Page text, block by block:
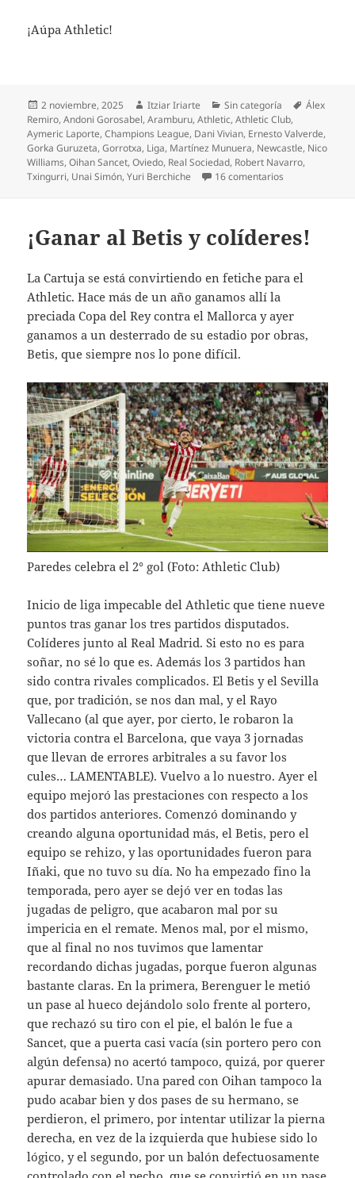
¡Aúpa Athletic!
Publicado
el
2 noviembre, 2025 Autor
Itziar Iriarte Categorías
Sin categoría Etiquetas
Álex
Remiro,Andoni Gorosabel,Aramburu,Athletic,Athletic Club,
Aymeric Laporte,Champions League, Dani Vivian, Ernesto Valverde,
Gorka Guruzeta,Gorrotxa, Liga, Martínez Munuera, Newcastle, Nico
Williams,Oihan Sancet,Oviedo, Real Sociedad, Robert Navarro,
Txingurri, Unai Simón,Yuri Berchiche 16 comentarios
¡Ganar al Betis y colíderes!
La Cartuja se está convirtiendo en fetiche para el
Athletic. Hace más de un año ganamos allí la
preciada Copa del Rey contra el Mallorca y ayer
ganamos a un desterrado de su estadio por obras,
Betis, que siempre nos lo pone difícil.
Paredes celebra el 2° gol (Foto: Athletic Club)
Inicio de liga impecable del Athletic que tiene nueve
puntos tras ganar los tres partidos disputados.
Colíderes junto al Real Madrid. Si esto no es para
soñar, no sé lo que es. Además los 3 partidos han
sido contra rivales complicados. El Betis y el Sevilla
que, por tradición, se nos dan mal, y el Rayo
Vallecano (al que ayer, por cierto, le robaron la
victoria contra el Barcelona, que vaya 3 jornadas
que llevan de errores arbitrales a su favor los
cules… LAMENTABLE). Vuelvo a lo nuestro. Ayer el
equipo mejoró las prestaciones con respecto a los
dos partidos anteriores. Comenzó dominando y
creando alguna oportunidad más, el Betis, pero el
equipo se rehizo, y las oportunidades fueron para
Iñaki, que no tuvo su día. No ha empezado fino la
temporada, pero ayer se dejó ver en todas las
jugadas de peligro, que acabaron mal por su
impericia en el remate. Menos mal, por el mismo,
que al final no nos tuvimos que lamentar
recordando dichas jugadas, porque fueron algunas
bastante claras. En la primera, Berenguer le metió
un pase al hueco dejándolo solo frente al portero,
que rechazó su tiro con el pie, el balón le fue a
Sancet, que a puerta casi vacía (sin portero pero con
algún defensa) no acertó tampoco, quizá, por querer
apurar demasiado. Una pared con Oihan tampoco la
pudo acabar bien y dos pases de su hermano, se
perdieron, el primero, por intentar utilizar la pierna
derecha, en vez de la izquierda que hubiese sido lo
lógico, y el segundo, por un balón defectuosamente